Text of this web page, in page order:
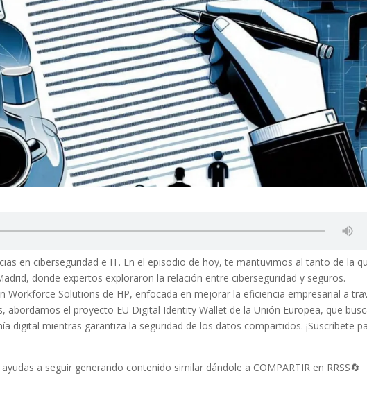
en ciberseguridad e IT. En el episodio de hoy, te mantuvimos al tanto de la
donde expertos exploraron la relación entre ciberseguridad y seguros.
Workforce Solutions de HP, enfocada en mejorar la eficiencia empresarial a
abordamos el proyecto EU Digital Identity Wallet de la Unión Europea, que
digital mientras garantiza la seguridad de los datos compartidos. ¡Suscríbete
a seguir generando contenido similar dándole a COMPARTIR en RRSS🔄